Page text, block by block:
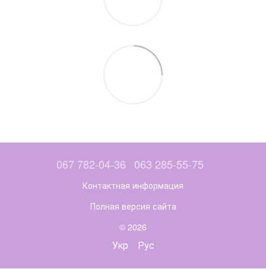
067 782-04-36 063 285-55-75
Контактная информация
Полная версия сайта
© 2026
Укр Рус